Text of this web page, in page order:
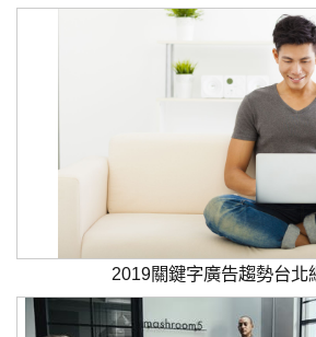
2019關鍵字廣告趨勢台北